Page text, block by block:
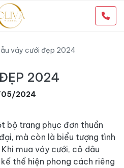
váy cưới đẹp 2024
2024
2024
bộ trang phục đơn thuần
mà còn là biểu tượng tình
mua váy cưới, cô dâu
thể hiện phong cách riêng